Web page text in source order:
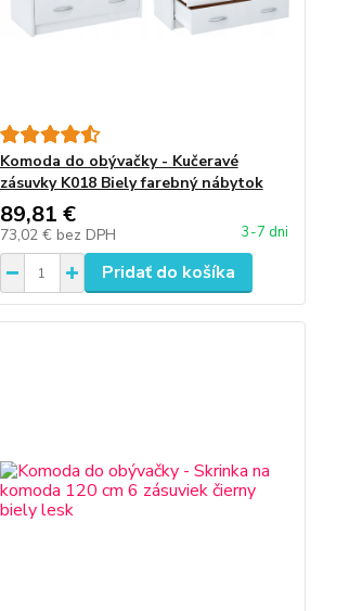
Komoda do obývačky - Kučeravé
zásuvky K018 Biely farebný nábytok
89,81 €
73,02 € bez DPH 3-7 dni
Pridať do košíka